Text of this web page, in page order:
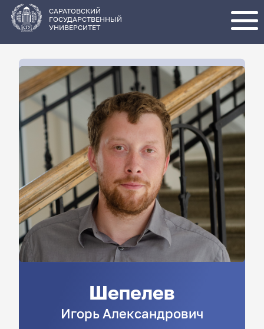
основному
содержанию
САРАТОВСКИЙ
ГОСУДАРСТВЕННЫЙ
УНИВЕРСИТЕТ
Шепелев
ИгорьАлександрович